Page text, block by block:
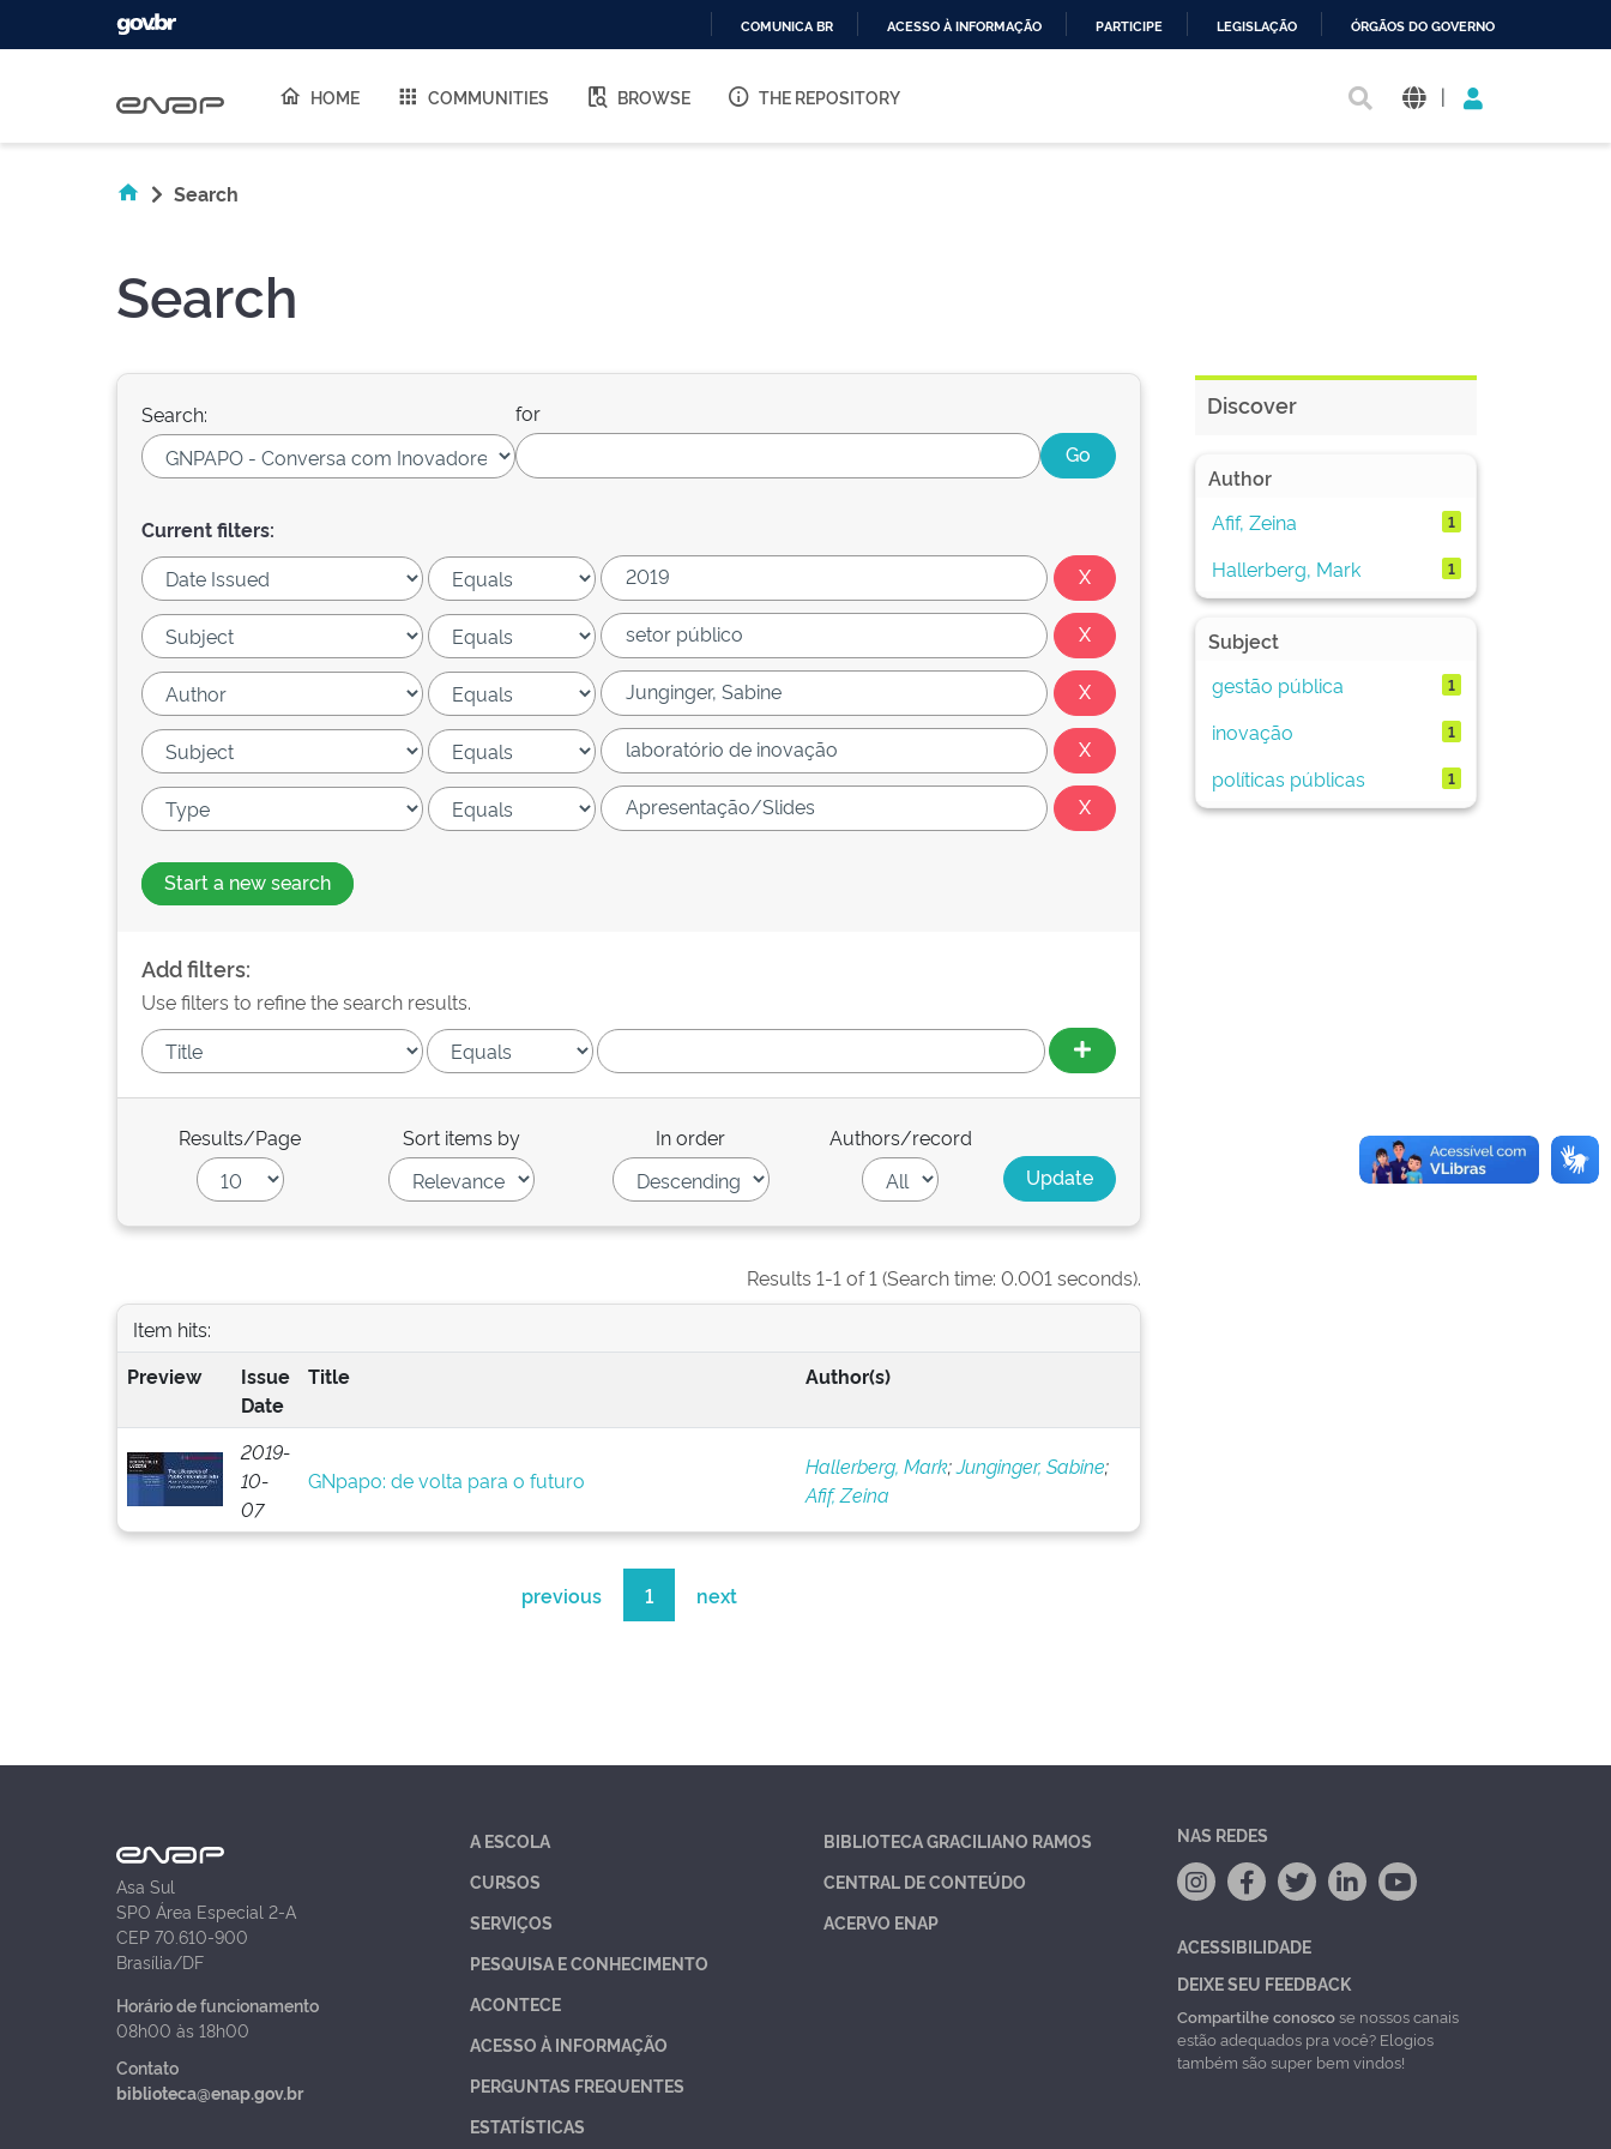
O
COMUNICA BR ACESSO À INFORMAÇÃO PARTICIPE LEGISLAÇÃO ÓRGÃOS DO GOVERNO
HOME COMMUNITIES BROWSE THE REPOSITORY |
Search
Search
Search: for
Current filters:
Start a new search
Add filters:
Use filters to refine the search results.
Results/Page Sort items by In order Authors/record
Results 1-1 of 1 (Search time: 0.001 seconds).
Item hits:
Preview
Issue
Date
Title Author(s)
2019-
10-
07
GNpapo: de volta para o futuro
Hallerberg, Mark;Junginger, Sabine;
Afif, Zeina
previous 1 next
Discover
Author
Afif, Zeina
1
Hallerberg, Mark 1
Subject
gestão pública
1
inovação 1
políticas públicas 1
Asa Sul
SPO Área Especial 2-A
CEP 70.610-900
Brasília/DF
Horário de funcionamento
08h00 às 18h00
Contato
biblioteca@enap.gov.br
A ESCOLA
CURSOS
SERVIÇOS
PESQUISA E CONHECIMENTO
ACONTECE
ACESSO À INFORMAÇÃO
PERGUNTAS FREQUENTES
ESTATÍSTICAS
BIBLIOTECA GRACILIANO RAMOS
CENTRAL DE CONTEÚDO
ACERVO ENAP
NAS REDES
ACESSIBILIDADE
DEIXE SEU FEEDBACK
Compartilhe conoscose nossos canais
estão adequados pra você? Elogios
também são super bem vindos!